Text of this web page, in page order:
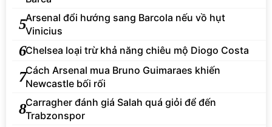
5Arsenal đổi hướng sang Barcola nếu vồ hụt
Vinicius
6Chelsea loại trừ khả năng chiêu mộ Diogo Costa
7Cách Arsenal mua Bruno Guimaraes khiến
Newcastle bối rối
8Carragher đánh giá Salah quá giỏi để đến
Trabzonspor